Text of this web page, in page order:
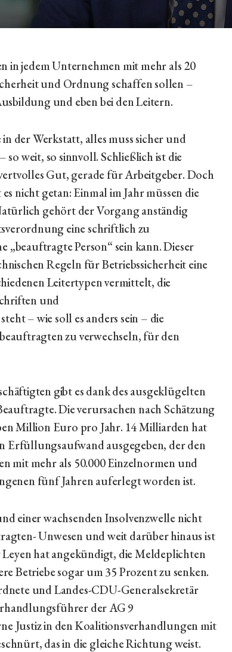
in jedem Unternehmen mit mehr als 20
und Ordnung schaffen sollen –
und eben bei den Leitern.
der Werkstatt, alles muss sicher und
weit, so sinnvoll. Schließlich ist die
Gut, gerade für Arbeitgeber. Doch
nicht getan: Einmal im Jahr müssen die
gehört der Vorgang anständig
eine schriftlich zu
„beauftragte Person“ sein kann. Dieser
Regeln für Betriebssicherheit eine
Leitertypen vermittelt, die
und
– wie soll es anders sein – die
zu verwechseln, für den
gibt es dank des ausgeklügelten
Die verursachen nach Schätzung
Million Euro pro Jahr. 14 Milliarden hat
Erfüllungsaufwand ausgegeben, der den
mit mehr als 50.000 Einzelnormen und
fünf Jahren auferlegt worden ist.
einer wachsenden Insolvenzwelle nicht
Unwesen und weit darüber hinaus ist
hat angekündigt, die Meldeplichten
Betriebe sogar um 35 Prozent zu senken.
und Landes-CDU-Generalsekretär
der AG 9
Justiz in den Koalitionsverhandlungen mit
das in die gleiche Richtung weist.